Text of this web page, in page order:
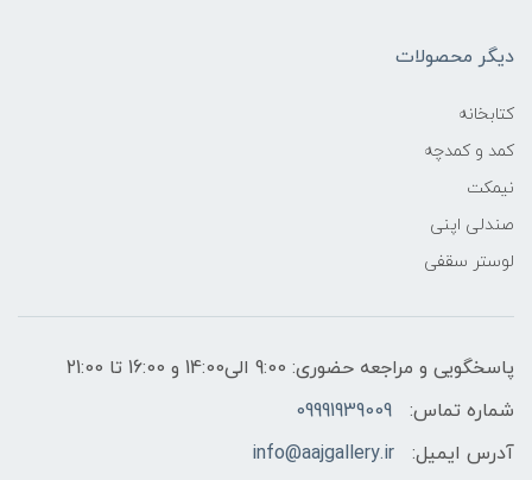
دیگر محصولات
کتابخانه
کمد و کمدچه
نیمکت
صندلی اپنی
لوستر سقفی
پاسخگویی و مراجعه حضوری: 9:00 الی14:00 و 16:00 تا 21:00
شماره تماس:
09991939009
آدرس ایمیل:
info@aajgallery.ir